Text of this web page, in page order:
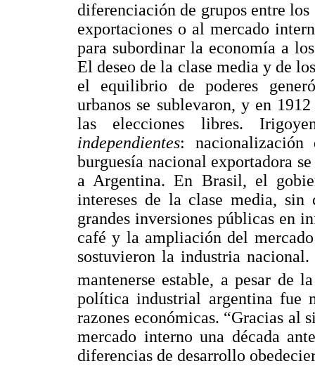
diferenciación de grupos entre
exportaciones o al mercado
para subordinar la economía a
El deseo de la clase media y de
el equilibrio de poderes
urbanos se sublevaron, y en
las elecciones libres.
independientes:
burguesía nacional exportadora
a Argentina. En Brasil, el
intereses de la clase media, sin
grandes inversiones públicas en
café y la ampliación del
sostuvieron la industria
mantenerse estable, a pesar de
política industrial argentina fue
razones económicas. “Gracias al
mercado interno una década
diferencias de desarrollo